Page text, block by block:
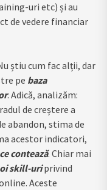
uri etc) și au
de vedere financiar
știu cum fac alții, dar
pe baza
. Adică, analizăm:
de creștere a
abandon, stima de
acestor indicatori,
contează. Chiar mai
skill-uriprivind
Aceste